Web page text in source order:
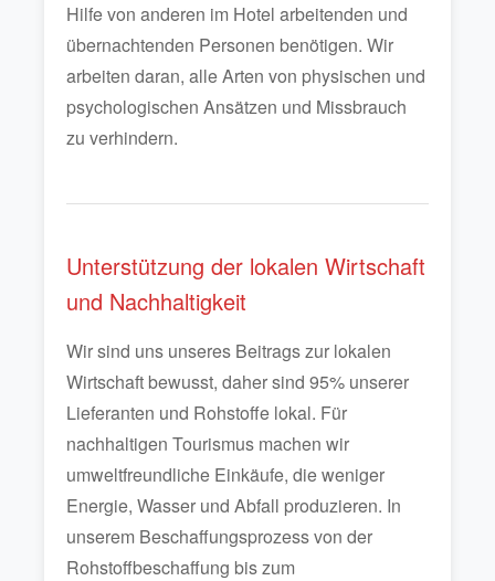
Hilfe von anderen im Hotel arbeitenden und
übernachtenden Personen benötigen. Wir
arbeiten daran, alle Arten von physischen und
psychologischen Ansätzen und Missbrauch
zu verhindern.
Unterstützung der lokalen Wirtschaft
und Nachhaltigkeit
Wir sind uns unseres Beitrags zur lokalen
Wirtschaft bewusst, daher sind 95% unserer
Lieferanten und Rohstoffe lokal. Für
nachhaltigen Tourismus machen wir
umweltfreundliche Einkäufe, die weniger
Energie, Wasser und Abfall produzieren. In
unserem Beschaffungsprozess von der
Rohstoffbeschaffung bis zum